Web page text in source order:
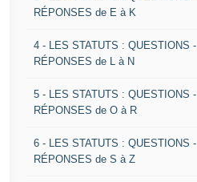
RÉPONSES de E à K
4 - LES STATUTS : QUESTIONS -
RÉPONSES de L à N
5 - LES STATUTS : QUESTIONS -
RÉPONSES de O à R
6 - LES STATUTS : QUESTIONS -
RÉPONSES de S à Z